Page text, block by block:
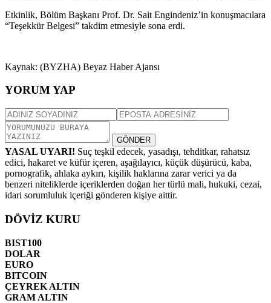
Etkinlik, Bölüm Başkanı Prof. Dr. Sait Engindeniz’in konuşmacılara
“Teşekkür Belgesi” takdim etmesiyle sona erdi.
Kaynak: (BYZHA) Beyaz Haber Ajansı
YORUM YAP
GÖNDER
YASAL UYARI! Suç teşkil edecek, yasadışı, tehditkar, rahatsız
edici, hakaret ve küfür içeren, aşağılayıcı, küçük düşürücü, kaba,
pornografik, ahlaka aykırı, kişilik haklarına zarar verici ya da
benzeri niteliklerde içeriklerden doğan her türlü mali, hukuki, cezai,
idari sorumluluk içeriği gönderen kişiye aittir.
DÖVİZ KURU
BIST100
DOLAR
EURO
BITCOIN
ÇEYREK ALTIN
GRAM ALTIN